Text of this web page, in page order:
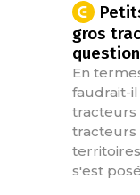
gros
En
faudrait-
tracteurs
tracteurs
s'est